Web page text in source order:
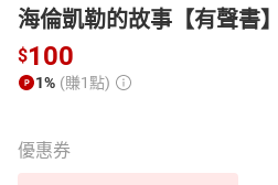
海倫凱勒的故事【有聲書】
$100
1% (賺1點)
優惠券